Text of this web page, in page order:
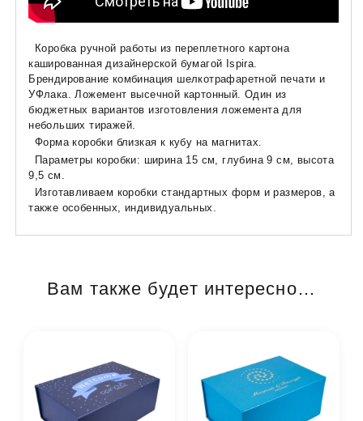
Коробка ручной работы из переплетного картона
кашированная дизайнерской бумагой Ispira.
Брендирование комбинация шелкотрафаретной печати и
УФлака. Ложемент высечной картонный. Один из
бюджетных вариантов изготовления ложемента для
небольших тиражей.
Форма коробки близкая к кубу на магнитах.
Параметры коробки: ширина 15 см, глубина 9 см, высота
9,5 см.
Изготавливаем коробки стандартных форм и размеров, а
также особенных, индивидуальных.
Вам также будет интересно…